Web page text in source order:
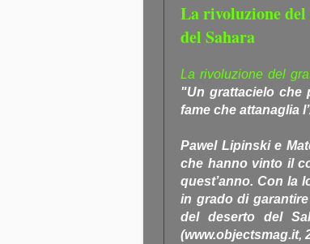
La rivoluzione
del Sahara
La rivoluzione del
"Un grattacielo che
fame che attanaglia
Pawel Lipinski e
che hanno vinto il
quest’anno. Con la
in grado di
del deserto del
(www.objectsmag.it,